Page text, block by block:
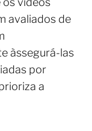
avaliados de
àssegurá-las
por
a